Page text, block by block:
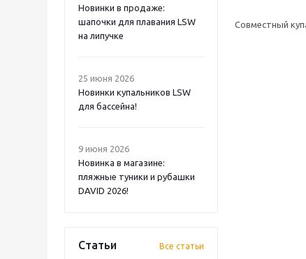
Новинки в продаже:
шапочки для плавания LSW
на липучке
25 июня 2026
Новинки купальников LSW
для бассейна!
9 июня 2026
Новинка в магазине:
пляжные туники и рубашки
DAVID 2026!
Статьи Все статьи
Совместный